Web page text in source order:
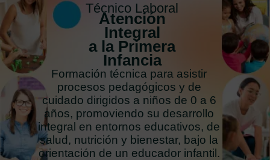
Técnico Laboral
Atención
Integral
a la Primera
Infancia
Formación técnica para asistir
procesos pedagógicos y de
cuidado dirigidos a niños de 0 a 6
años, promoviendo su desarrollo
integral en entornos educativos, de
salud, nutrición y bienestar, bajo la
orientación de un educador infantil.